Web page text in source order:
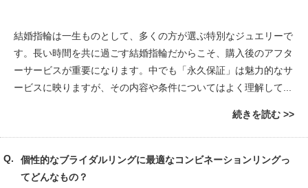
結婚指輪は一生ものとして、多くの方が選ぶ特別なジュエリーで
す。長い時間を共に過ごす結婚指輪だからこそ、購入後のアフタ
ーサービスが重要になります。中でも「永久保証」は魅力的なサ
ービスに映りますが、その内容や条件についてはよく理解して...
続きを読む
個性的なブライダルリングに最適なコンビネーションリングっ
てどんなもの？